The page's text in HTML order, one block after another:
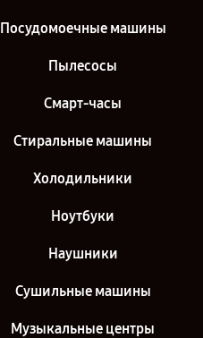
Посудомоечные машины
Пылесосы
Смарт-часы
Стиральные машины
Холодильники
Ноутбуки
Наушники
Сушильные машины
Музыкальные центры